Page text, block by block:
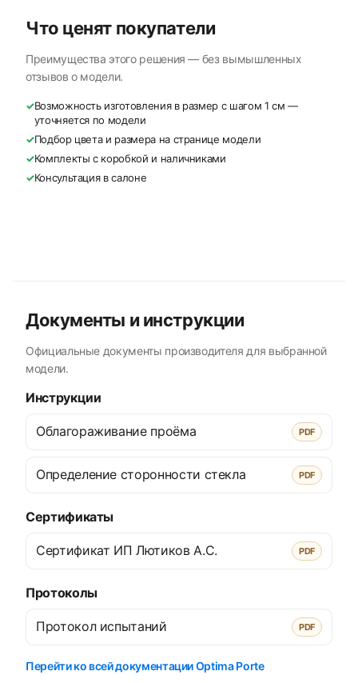
Что ценят покупатели
Преимущества этого решения — без вымышленных
отзывов о модели.
✓Возможность изготовления в размер с шагом 1 см —
уточняется по модели
✓Подбор цвета и размера на странице модели
✓Комплекты с коробкой и наличниками
✓Консультация в салоне
Документы и инструкции
Официальные документы производителя для выбранной
модели.
Инструкции
Облагораживание проёма PDF
Определение сторонности стекла PDF
Сертификаты
Сертификат ИП Лютиков А.С. PDF
Протоколы
Протокол испытаний PDF
Перейти ко всей документации Optima Porte